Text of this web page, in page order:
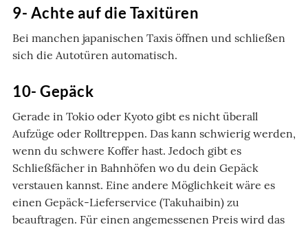
9- Achte auf die Taxitüren
Bei manchen japanischen Taxis öffnen und schließen
sich die Autotüren automatisch.
10- Gepäck
Gerade in Tokio oder Kyoto gibt es nicht überall
Aufzüge oder Rolltreppen. Das kann schwierig werden,
wenn du schwere Koffer hast. Jedoch gibt es
Schließfächer in Bahnhöfen wo du dein Gepäck
verstauen kannst. Eine andere Möglichkeit wäre es
einen Gepäck-Lieferservice (Takuhaibin) zu
beauftragen. Für einen angemessenen Preis wird das